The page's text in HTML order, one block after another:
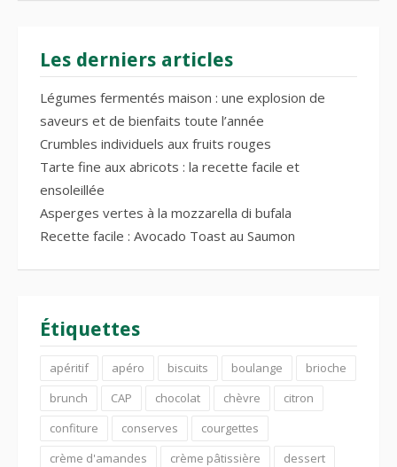
Les derniers articles
Légumes fermentés maison : une explosion de
saveurs et de bienfaits toute l’année
Crumbles individuels aux fruits rouges
Tarte fine aux abricots : la recette facile et
ensoleillée
Asperges vertes à la mozzarella di bufala
Recette facile : Avocado Toast au Saumon
Étiquettes
apéritif apéro biscuits boulange
brioche
brunch
CAP chocolat chèvre
citron
confiture
conserves
courgettes
crème d'amandes
crème pâtissière
dessert